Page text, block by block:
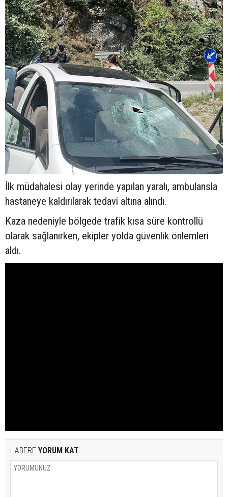
İlk müdahalesi olay yerinde yapılan yaralı, ambulansla
hastaneye kaldırılarak tedavi altına alındı.
Kaza nedeniyle bölgede trafik kısa süre kontrollü
olarak sağlanırken, ekipler yolda güvenlik önlemleri
aldı.
HABERE YORUM KAT